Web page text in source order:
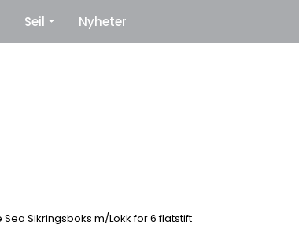
Seil Nyheter
Sea Sikringsboks m/Lokk for 6 flatstift